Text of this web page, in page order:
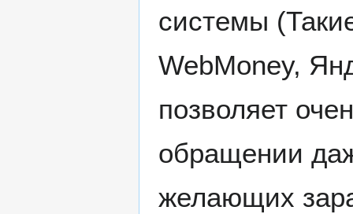
системы
WebMoney,
позволяет
обращении
желающих